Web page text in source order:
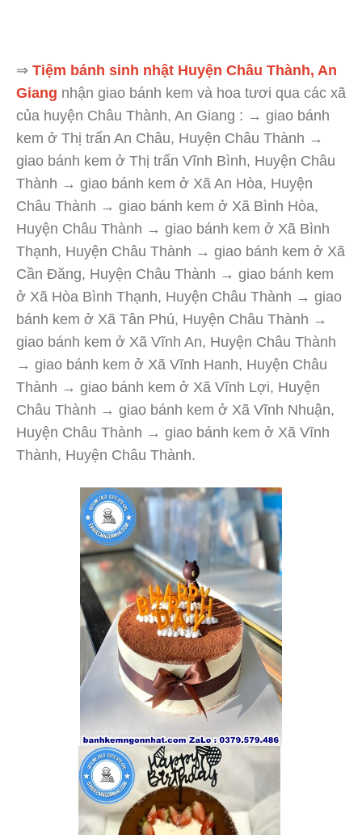
⇒ Tiệm bánh sinh nhật Huyện Châu Thành, An
Giang nhận giao bánh kem và hoa tươi qua các xã
của huyện Châu Thành, An Giang : → giao bánh
kem ở Thị trấn An Châu, Huyện Châu Thành →
giao bánh kem ở Thị trấn Vĩnh Bình, Huyện Châu
Thành → giao bánh kem ở Xã An Hòa, Huyện
Châu Thành → giao bánh kem ở Xã Bình Hòa,
Huyện Châu Thành → giao bánh kem ở Xã Bình
Thạnh, Huyện Châu Thành → giao bánh kem ở Xã
Cần Đăng, Huyện Châu Thành → giao bánh kem
ở Xã Hòa Bình Thạnh, Huyện Châu Thành → giao
bánh kem ở Xã Tân Phú, Huyện Châu Thành →
giao bánh kem ở Xã Vĩnh An, Huyện Châu Thành
→ giao bánh kem ở Xã Vĩnh Hanh, Huyện Châu
Thành → giao bánh kem ở Xã Vĩnh Lợi, Huyện
Châu Thành → giao bánh kem ở Xã Vĩnh Nhuận,
Huyện Châu Thành → giao bánh kem ở Xã Vĩnh
Thành, Huyện Châu Thành.